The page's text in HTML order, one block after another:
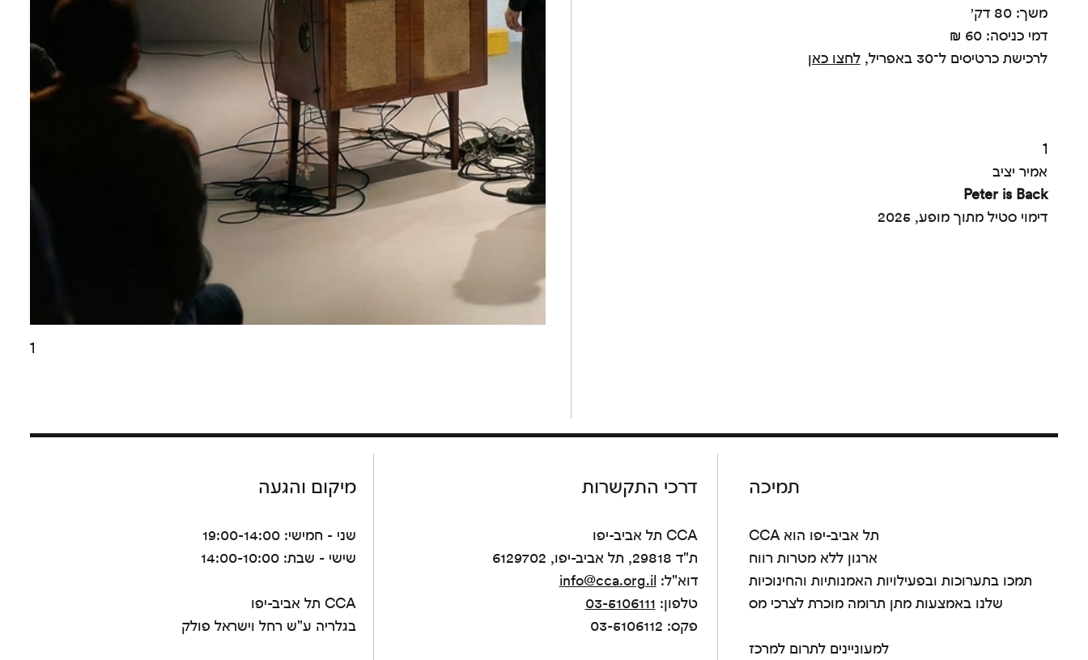
1
משך: 80 דק׳
דמי כניסה: 60 ₪
לרכישת כרטיסים ל־30 באפריל,
לחצו כאן
1
אמיר יציב
Peter is Back
דימוי סטיל מתוך מופע, 2025
מיקום והגעה
שני - חמישי: 19:00-14:00
שישי - שבת: 14:00-10:00
CCA תל אביב-יפו
בגלריה ע"ש רחל וישראל פולק
דרכי התקשרות
CCA תל אביב-יפו
ת"ד 29818, תל אביב-יפו, 6129702
דוא"ל: info@cca.org.il
טלפון: 03-5106111
פקס: 03-5106112
תמיכה
CCA תל אביב-יפו הוא
ארגון ללא מטרות רווח
תמכו בתערוכות ובפעילויות האמנותיות והחינוכיות
שלנו באמצעות מתן תרומה מוכרת לצרכי מס
למעוניינים לתרום למרכז